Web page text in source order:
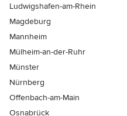
Ludwigshafen-am-Rhein
Magdeburg
Mannheim
Mülheim-an-der-Ruhr
Münster
Nürnberg
Offenbach-am-Main
Osnabrück